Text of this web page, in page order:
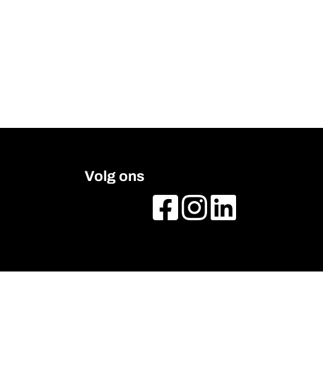
Volg ons